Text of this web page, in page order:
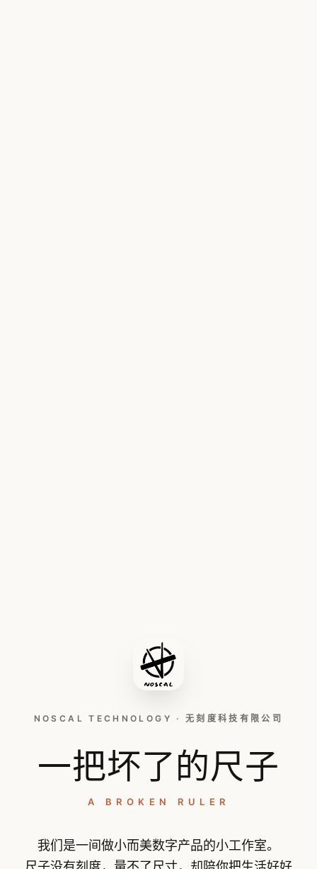
NOSCAL TECHNOLOGY · 无刻度科技有限公司
一把坏了的尺子
A BROKEN RULER
我们是一间做小而美数字产品的小工作室。